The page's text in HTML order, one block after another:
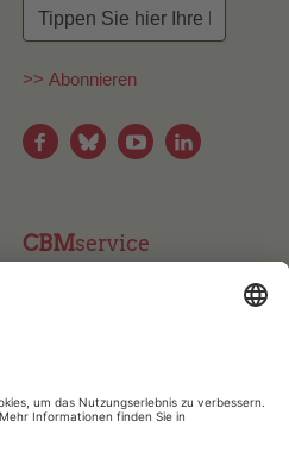
>> Abonnieren
CBMservice